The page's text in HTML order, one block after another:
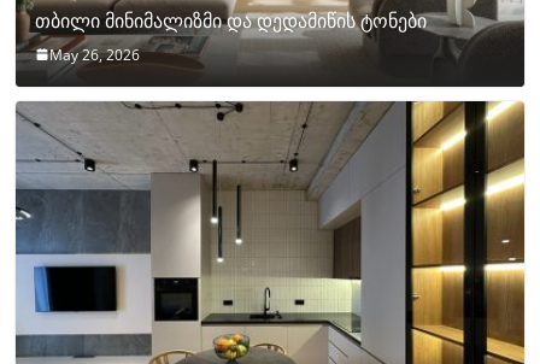
თბილი მინიმალიზმი და დედამიწის ტონები
May 26, 2026